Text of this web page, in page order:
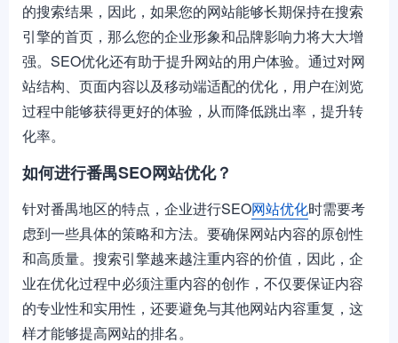
的搜索结果，因此，如果您的网站能够长期保持在搜索
引擎的首页，那么您的企业形象和品牌影响力将大大增
强。SEO优化还有助于提升网站的用户体验。通过对网
站结构、页面内容以及移动端适配的优化，用户在浏览
过程中能够获得更好的体验，从而降低跳出率，提升转
化率。
如何进行番禺SEO网站优化？
针对番禺地区的特点，企业进行SEO网站优化时需要考
虑到一些具体的策略和方法。要确保网站内容的原创性
和高质量。搜索引擎越来越注重内容的价值，因此，企
业在优化过程中必须注重内容的创作，不仅要保证内容
的专业性和实用性，还要避免与其他网站内容重复，这
样才能够提高网站的排名。